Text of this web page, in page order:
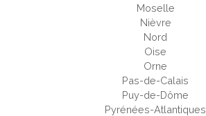
Moselle
Nièvre
Nord
Oise
Orne
Pas-de-Calais
Puy-de-Dôme
Pyrénées-Atlantiques